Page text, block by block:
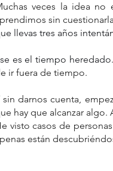
veces la idea
sin
llevas tres años
es el tiempo
ir fuera de tiempo.
sin darnos cuenta,
hay que alcanzar
visto casos de
están